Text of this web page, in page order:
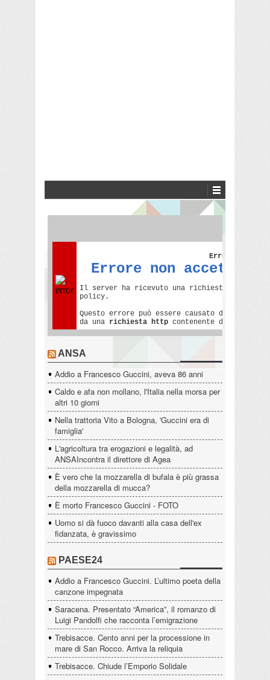
ANSA
Addio a Francesco Guccini, aveva 86 anni
Caldo e afa non mollano, l'Italia nella morsa per
altri 10 giorni
Nella trattoria Vito a Bologna, 'Guccini era di
famiglia'
L'agricoltura tra erogazioni e legalità, ad
ANSAIncontra il direttore di Agea
È vero che la mozzarella di bufala è più grassa
della mozzarella di mucca?
È morto Francesco Guccini - FOTO
Uomo si dà fuoco davanti alla casa dell'ex
fidanzata, è gravissimo
PAESE24
Addio a Francesco Guccini. L’ultimo poeta della
canzone impegnata
Saracena. Presentato “America”, il romanzo di
Luigi Pandolfi che racconta l’emigrazione
Trebisacce. Cento anni per la processione in
mare di San Rocco. Arriva la reliquia
Trebisacce. Chiude l’Emporio Solidale